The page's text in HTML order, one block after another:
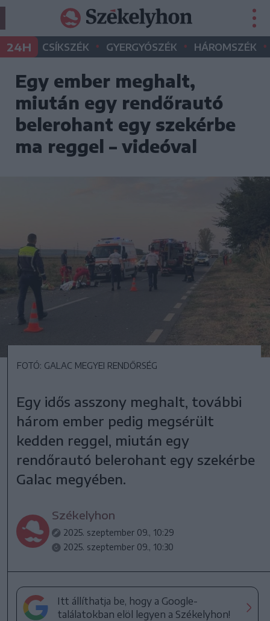
24H CSÍKSZÉK • GYERGYÓSZÉK • HÁROMSZÉK •
Egy ember meghalt,
miután egy rendőrautó
belerohant egy szekérbe
ma reggel – videóval
FOTÓ: GALAC MEGYEI RENDŐRSÉG
Egy idős asszony meghalt, további
három ember pedig megsérült
kedden reggel, miután egy
rendőrautó belerohant egy szekérbe
Galac megyében.
Székelyhon
2025. szeptember 09., 10:29
2025. szeptember 09., 10:30
Itt állíthatja be, hogy a Google-
találatokban elöl legyen a Székelyhon!